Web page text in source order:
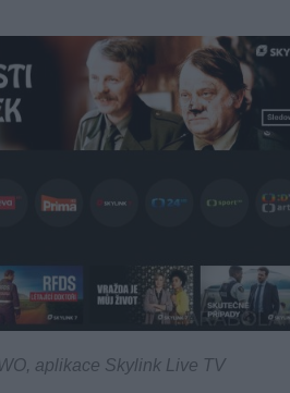
aplikace Skylink Live TV